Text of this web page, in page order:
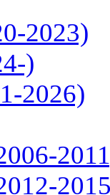
2023)
)
2026)